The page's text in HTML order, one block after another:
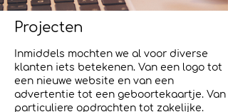
Projecten
Inmiddels mochten we al voor diverse
klanten iets betekenen. Van een logo tot
een nieuwe website en van een
advertentie tot een geboortekaartje. Van
particuliere opdrachten tot zakelijke.